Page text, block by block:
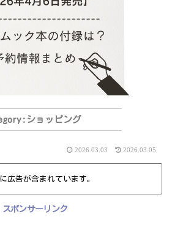
ショッピング
2026.03.03 2026.03.05
広告が含まれています。
スポンサーリンク